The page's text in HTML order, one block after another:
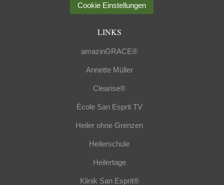
Cookie Einstellungen
LINKS
amazinGRACE®
Annette Müller
Clearise®
École San Esprit TV
Heiler ohne Grenzen
Heilerschule
Heilertage
Klinik San Esprit®